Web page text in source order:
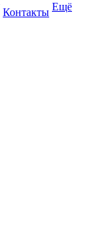
Контакты Ещё